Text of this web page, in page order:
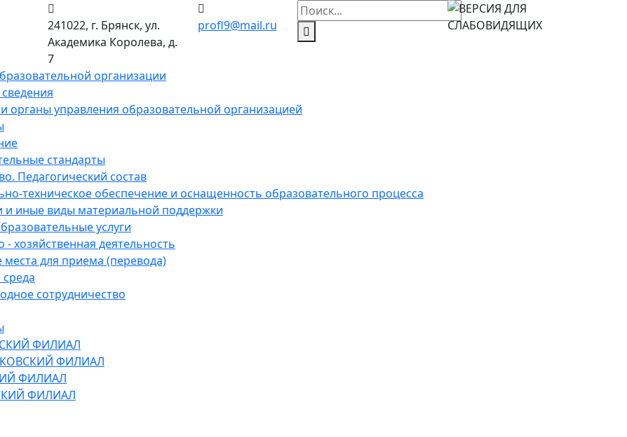
241022, г. Брянск, ул.
Академика Королева, д.
7
profl9@mail.ru
организации
и органы управления образовательной организацией
стандарты
Педагогический состав
техническое обеспечение и оснащенность образовательного процесса
и иные виды материальной поддержки
услуги
хозяйственная деятельность
места для приема (перевода)
сотрудничество
ФИЛИАЛ
ФИЛИАЛ
ФИЛИАЛ
ФИЛИАЛ